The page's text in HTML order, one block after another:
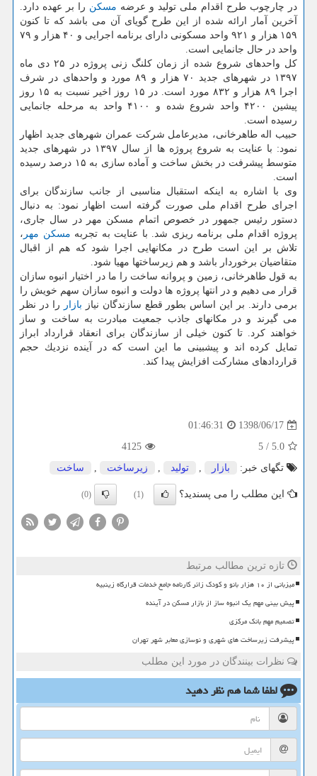
در چارچوب طرح اقدام ملی تولید و عرضه مسكن را بر عهده دارد.
آخرین آمار ارائه شده از این طرح گویای آن می باشد كه تا كنون
۱۵۹ هزار و ۹۲۱ واحد مسكونی دارای برنامه اجرایی و ۴۰ هزار و ۷۹
واحد در حال جانمایی است.
كل واحدهای شروع شده از زمان كلنگ زنی پروژه در ۲۵ دی ماه
۱۳۹۷ در شهرهای جدید ۷۰ هزار و ۸۹ مورد و واحدهای در شرف
اجرا ۸۹ هزار و ۸۳۲ مورد است. در ۱۵ روز اخیر نسبت به ۱۵ روز
پیشین ۴۲۰۰ واحد شروع شده و ۴۱۰۰ واحد به مرحله جانمایی
رسیده است.
حبیب اله طاهرخانی، مدیرعامل شركت عمران شهرهای جدید اظهار
نمود: با عنایت به شروع پروژه ها از سال ۱۳۹۷ در شهرهای جدید
متوسط پیشرفت در بخش ساخت و آماده سازی به ۱۵ درصد رسیده
است.
وی با اشاره به اینكه استقبال مناسبی از جانب سازندگان برای
اجرای طرح اقدام ملی صورت گرفته است اظهار نمود: به دنبال
دستور رئیس جمهور در خصوص اتمام مسكن مهر در سال جاری،
پروژه اقدام ملی برنامه ریزی شد. با عنایت به تجربه مسكن مهر ،
تلاش بر این است طرح در مكانهایی اجرا شود كه هم از اقبال
متقاضیان برخوردار باشد و هم زیرساختها مهیا شود.
به قول طاهرخانی، زمین و پروانه ساخت را ما در اختیار انبوه سازان
قرار می دهیم و در انتها پروژه ها دولت و انبوه سازان سهم خویش را
برمی دارند. بر این اساس بطور قطع سازندگان نیاز بازار
را در نظر
می گیرند و در مكانهای جاذب جمعیت مبادرت به ساخت و ساز
خواهند كرد. تا كنون خیلی از سازندگان برای انعقاد قرارداد ابراز
تمایل كرده اند و پیشبینی ما این است كه در آینده نزدیك حجم
قراردادهای مشاركت افزایش پیدا كند.
1398/06/17
01:46:31
5.0
/
5
4125
تگهای خبر:
بازار , تولید , زیرساخت , ساخت
این مطلب را می پسندید؟ (1)
(0)
تازه ترین مطالب مرتبط
میزبانی از ۱۰ هزار بانو و کودک زائر کارنامه جامع خدمات قرارگاه زینبیه
پیش بینی مهم یک انبوه ساز از بازار مسکن در آینده
تصمیم مهم بانک مرکزی
پیشرفت زیرساخت های شهری و نوسازی معابر شهر تهران
نظرات بینندگان در مورد این مطلب
لطفا شما همنظر دهید